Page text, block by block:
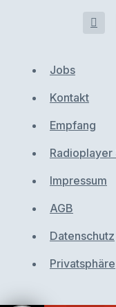
Jobs
Kontakt
Empfang
Radioplayer
Impressum
AGB
Datenschutz
Privatsphäre